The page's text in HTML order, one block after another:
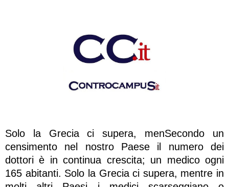
Solo la Grecia ci supera, menSecondo un
censimento nel nostro Paese il numero dei
dottori è in continua crescita; un medico ogni
165 abitanti. Solo la Grecia ci supera, mentre in